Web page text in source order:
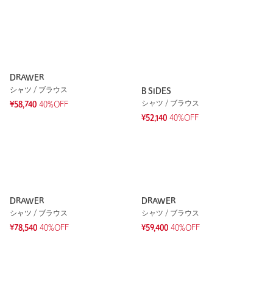
DRAWER
シャツ / ブラウス
¥58,740 40%OFF
B SIDES
シャツ / ブラウス
¥52,140 40%OFF
DRAWER
シャツ / ブラウス
¥78,540 40%OFF
DRAWER
シャツ / ブラウス
¥59,400 40%OFF